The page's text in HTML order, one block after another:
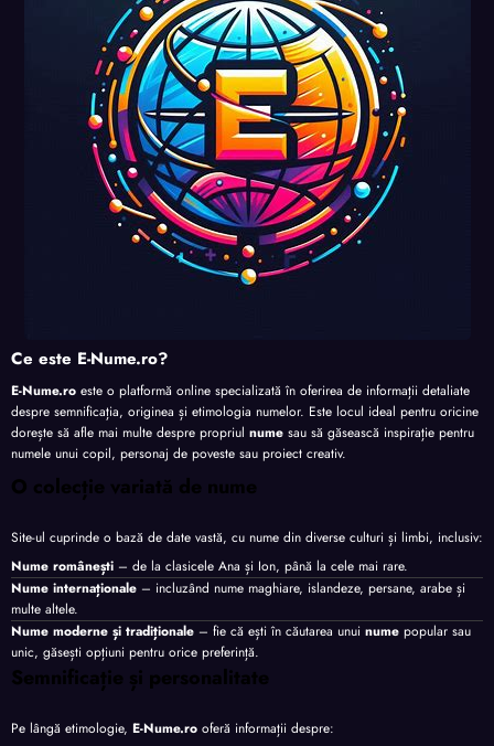
nalita
te
nalita
te
Ce este E-Nume.ro?
E-Nume.ro este o platformă online specializată în oferirea de informații detaliate
despre semnificația, originea și etimologia numelor. Este locul ideal pentru oricine
dorește să afle mai multe despre propriul nume sau să găsească inspirație pentru
numele unui copil, personaj de poveste sau proiect creativ.
O colecție variată de nume
Site-ul cuprinde o bază de date vastă, cu nume din diverse culturi și limbi, inclusiv:
Nume românești – de la clasicele Ana și Ion, până la cele mai rare.
Nume internaționale – incluzând nume maghiare, islandeze, persane, arabe și
multe altele.
Nume moderne și tradiționale – fie că ești în căutarea unui nume popular sau
unic, găsești opțiuni pentru orice preferință.
Semnificație și personalitate
Pe lângă etimologie, E-Nume.ro oferă informații despre: